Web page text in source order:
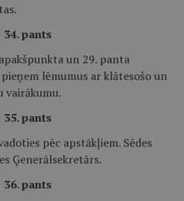
34. pants
un 29. panta
lēmumus ar klātesošo un
vairākumu.
35. pants
pēc apstākļiem. Sēdes
Ģenerālsekretārs.
36. pants